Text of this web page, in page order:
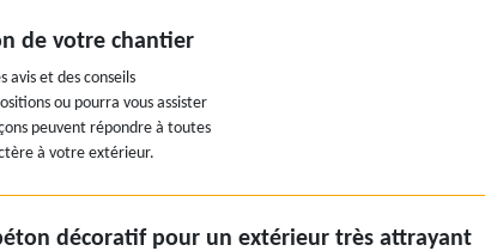
de votre chantier
avis et des conseils
ou pourra vous assister
peuvent répondre à toutes
à votre extérieur.
décoratif pour un extérieur très attrayant